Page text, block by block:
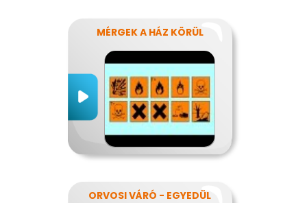
MÉRGEK A HÁZ KÖRÜL
ORVOSI VÁRÓ - EGYEDÜL